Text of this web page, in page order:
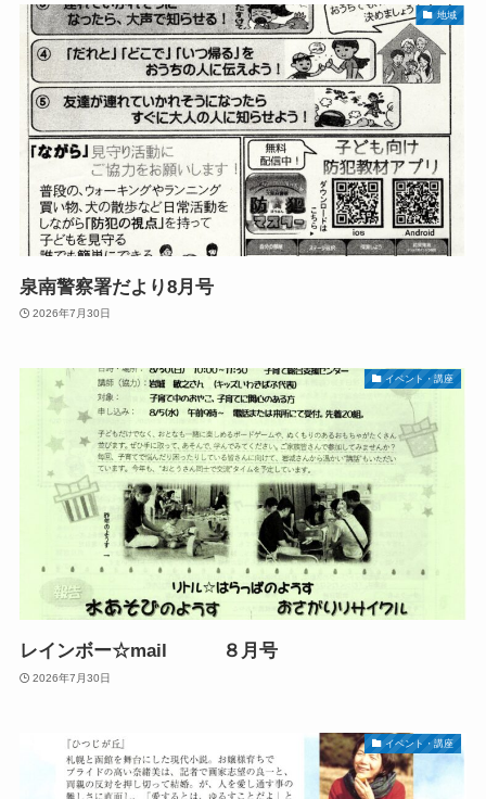
地域
泉南警察署だより8月号
2026年7月30日
イベント・講座
レインボー☆mail ８月号
2026年7月30日
イベント・講座